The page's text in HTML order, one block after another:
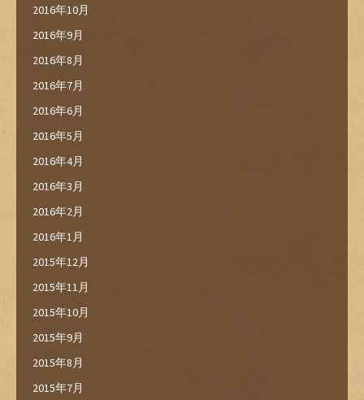
2016年10月
2016年9月
2016年8月
2016年7月
2016年6月
2016年5月
2016年4月
2016年3月
2016年2月
2016年1月
2015年12月
2015年11月
2015年10月
2015年9月
2015年8月
2015年7月